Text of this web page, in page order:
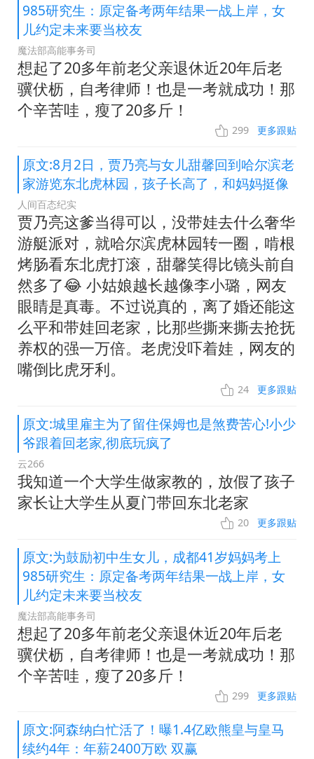
985研究生：原定备考两年结果一战上岸，女
儿约定未来要当校友
魔法部高能事务司
想起了20多年前老父亲退休近20年后老
骥伏枥，自考律师！也是一考就成功！那
个辛苦哇，瘦了20多斤！
299 更多跟贴
原文:8月2日，贾乃亮与女儿甜馨回到哈尔滨老
家游览东北虎林园，孩子长高了，和妈妈挺像
人间百态纪实
贾乃亮这爹当得可以，没带娃去什么奢华
游艇派对，就哈尔滨虎林园转一圈，啃根
烤肠看东北虎打滚，甜馨笑得比镜头前自
然多了😂 小姑娘越长越像李小璐，网友
眼睛是真毒。不过说真的，离了婚还能这
么平和带娃回老家，比那些撕来撕去抢抚
养权的强一万倍。老虎没吓着娃，网友的
嘴倒比虎牙利。
24 更多跟贴
原文:城里雇主为了留住保姆也是煞费苦心!小少
爷跟着回老家,彻底玩疯了
云266
我知道一个大学生做家教的，放假了孩子
家长让大学生从夏门带回东北老家
20 更多跟贴
原文:为鼓励初中生女儿，成都41岁妈妈考上
985研究生：原定备考两年结果一战上岸，女
儿约定未来要当校友
魔法部高能事务司
想起了20多年前老父亲退休近20年后老
骥伏枥，自考律师！也是一考就成功！那
个辛苦哇，瘦了20多斤！
299 更多跟贴
原文:阿森纳白忙活了！曝1.4亿欧熊皇与皇马
续约4年：年薪2400万欧 双赢